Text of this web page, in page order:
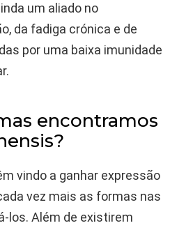
um aliado no
da fadiga crónica e de
por uma baixa imunidade
encontramos
vindo a ganhar expressão
vez mais as formas nas
los. Além de existirem